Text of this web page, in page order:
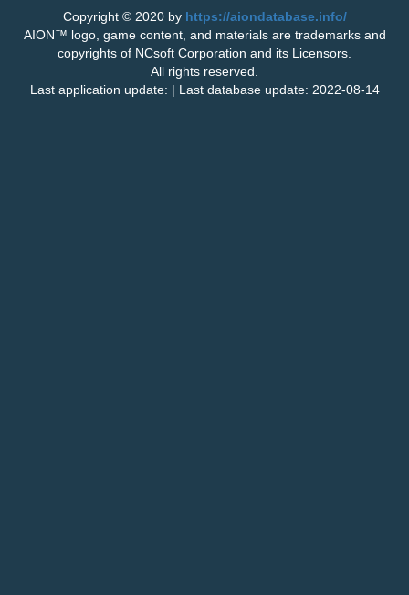
Copyright © 2020 by https://aiondatabase.info/
AION™ logo, game content, and materials are trademarks and
copyrights of NCsoft Corporation and its Licensors.
All rights reserved.
Last application update: | Last database update: 2022-08-14